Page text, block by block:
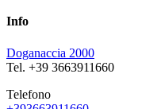
Info
Doganaccia 2000
Tel. +39 3663911660
Telefono